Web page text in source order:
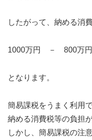
したがって、納める消
1000万円 － 800万
となります。
簡易課税をうまく利用
納める消費税等の負担
しかし、簡易課税の注